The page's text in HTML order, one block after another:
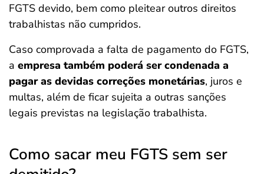
FGTS devido, bem como pleitear outros direitos
trabalhistas não cumpridos.
Caso comprovada a falta de pagamento do FGTS,
a empresa também poderá ser condenada a
pagar as devidas correções monetárias, juros e
multas, além de ficar sujeita a outras sanções
legais previstas na legislação trabalhista.
Como sacar meu FGTS sem ser